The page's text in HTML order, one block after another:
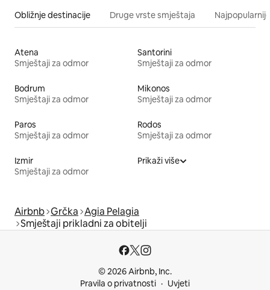
Obližnje destinacije Druge vrste smještaja
Atena
Smještaji za odmor
Santorini
Smještaji za odmor
Bodrum
Smještaji za odmor
Mikonos
Smještaji za odmor
Paros
Smještaji za odmor
Rodos
Smještaji za odmor
Izmir
Smještaji za odmor
Prikaži više
Airbnb Grčka Agia Pelagia
Smještaji prikladni za obitelji
© 2026 Airbnb, Inc.
Pravila o privatnosti
Uvjeti